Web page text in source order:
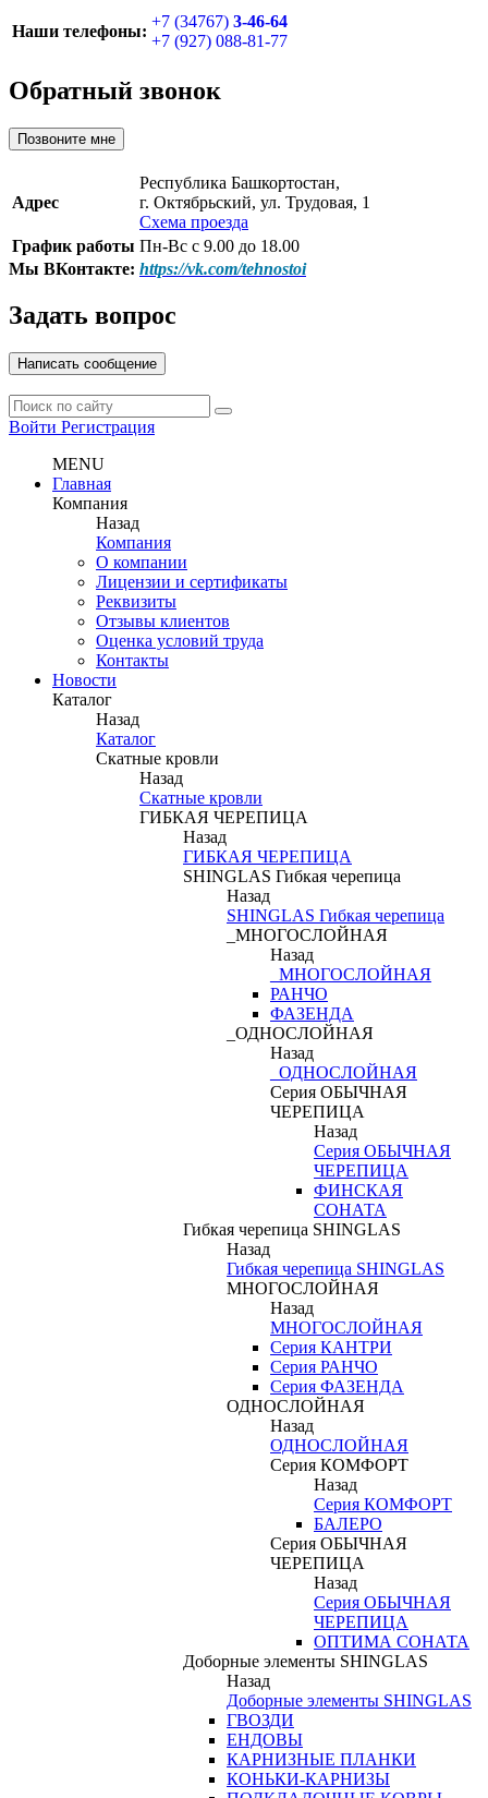
Наши телефоны:
+7 (34767) 3-46-64
+7 (927) 088-81-77
Обратный звонок
Позвоните мне
Адрес
Республика Башкортостан,
г. Октябрьский, ул. Трудовая, 1
Схема проезда
График работы Пн-Вс с 9.00 до 18.00
Мы ВКонтакте: https://vk.com/tehnostoi
Задать вопрос
Написать сообщение
Войти Регистрация
MENU
Главная
Компания
Назад
Компания
О компании
Лицензии и сертификаты
Реквизиты
Отзывы клиентов
Оценка условий труда
Контакты
Новости
Каталог
Назад
Каталог
Скатные кровли
Назад
Скатные кровли
ГИБКАЯ ЧЕРЕПИЦА
Назад
ГИБКАЯ ЧЕРЕПИЦА
SHINGLAS Гибкая черепица
Назад
SHINGLAS Гибкая черепица
_МНОГОСЛОЙНАЯ
Назад
_МНОГОСЛОЙНАЯ
РАНЧО
ФАЗЕНДА
_ОДНОСЛОЙНАЯ
Назад
_ОДНОСЛОЙНАЯ
Серия ОБЫЧНАЯ
ЧЕРЕПИЦА
Назад
Серия ОБЫЧНАЯ
ЧЕРЕПИЦА
ФИНСКАЯ
СОНАТА
Гибкая черепица SHINGLAS
Назад
Гибкая черепица SHINGLAS
МНОГОСЛОЙНАЯ
Назад
МНОГОСЛОЙНАЯ
Серия КАНТРИ
Серия РАНЧО
Серия ФАЗЕНДА
ОДНОСЛОЙНАЯ
Назад
ОДНОСЛОЙНАЯ
Серия КОМФОРТ
Назад
Серия КОМФОРТ
БАЛЕРО
Серия ОБЫЧНАЯ
ЧЕРЕПИЦА
Назад
Серия ОБЫЧНАЯ
ЧЕРЕПИЦА
ОПТИМА СОНАТА
Доборные элементы SHINGLAS
Назад
Доборные элементы SHINGLAS
ГВОЗДИ
ЕНДОВЫ
КАРНИЗНЫЕ ПЛАНКИ
КОНЬКИ-КАРНИЗЫ